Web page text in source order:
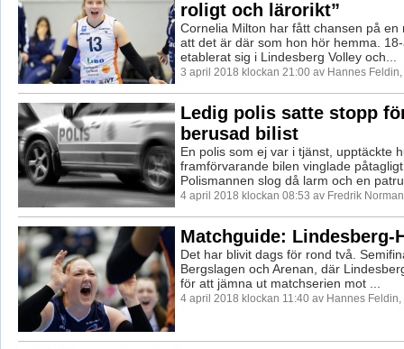
roligt och lärorikt”
Cornelia Milton har fått chansen på en
att det är där som hon hör hemma.
etablerat sig i Lindesberg Volley och...
3 april 2018 klockan 21:00 av Hannes
Ledig polis satte stopp
berusad bilist
En polis som ej var i tjänst, upptäckte
framförvarande bilen vinglade
Polismannen slog då larm och en
4 april 2018 klockan 08:53 av Fredrik
Matchguide: Lindesberg-
Det har blivit dags för rond två.
Bergslagen och Arenan, där
för att jämna ut matchserien mot ...
4 april 2018 klockan 11:40 av Hannes